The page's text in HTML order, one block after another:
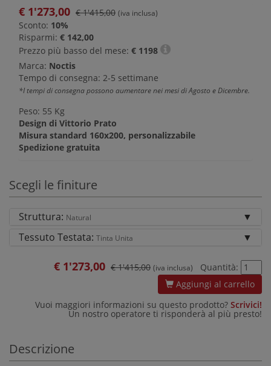
€ 1'273,00 € 1'415,00 (iva inclusa)
Sconto: 10%
Risparmi: € 142,00
Prezzo più basso del mese: € 1198
Marca: Noctis
Tempo di consegna: 2-5 settimane
*I tempi di consegna possono aumentare nei mesi di Agosto e Dicembre.
Peso: 55 Kg
Design di Vittorio Prato
Misura standard 160x200, personalizzabile
Spedizione gratuita
Scegli le finiture
Struttura: Natural
Tessuto Testata: Tinta Unita
€ 1'273,00 € 1'415,00 (iva inclusa)
Quantità:
Aggiungi al carrello
Vuoi maggiori informazioni su questo prodotto? Scrivici!
Un nostro operatore ti risponderà al più presto!
Descrizione